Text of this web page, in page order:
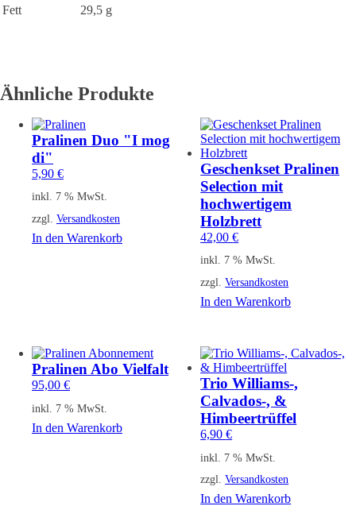
Fett 29,5 g
Ähnliche Produkte
Pralinen Duo "I mog
di"
5,90 €
inkl. 7 % MwSt.
zzgl. Versandkosten
In den Warenkorb
Geschenkset Pralinen
Selection mit
hochwertigem
Holzbrett
42,00€
inkl. 7 % MwSt.
zzgl.Versandkosten
In den Warenkorb
Pralinen Abo Vielfalt
95,00 €
inkl. 7 % MwSt.
In den Warenkorb
Trio Williams-,
Calvados-, &
Himbeertrüffel
6,90€
inkl. 7 % MwSt.
zzgl.Versandkosten
In den Warenkorb